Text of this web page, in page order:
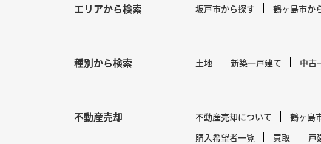
エリアから検索 坂戸市から探す 鶴ヶ島市か
種別から検索 土地 新築一戸建て 中古
不動産売却 不動産売却について 鶴ヶ島
購入希望者一覧
買取 戸